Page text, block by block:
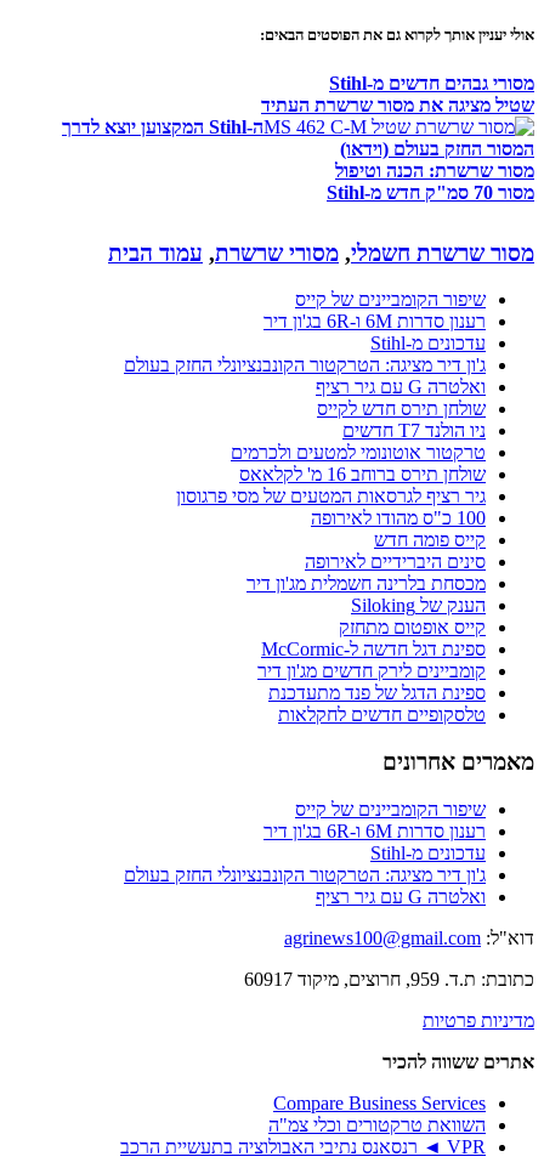
אולי יעניין אותך לקרוא גם את הפוסטים הבאים:
מסורי גבהים חדשים מ-Stihl
שטיל מציגה את מסור שרשרת העתיד
ה-Stihl המקצוען יוצא לדרך
המסור החזק בעולם (וידאו)
מסור שרשרת: הכנה וטיפול
מסור 70 סמ"ק חדש מ-Stihl
מסור שרשרת חשמלי, מסורי שרשרת, עמוד הבית
שיפור הקומביינים של קייס
רענון סדרות 6M ו-6R בג'ון דיר
עדכונים מ-Stihl
ג'ון דיר מציגה: הטרקטור הקונבנציונלי החזק בעולם
ואלטרה G עם גיר רציף
שולחן תירס חדש לקייס
ניו הולנד T7 חדשים
טרקטור אוטונומי למטעים ולכרמים
שולחן תירס ברוחב 16 מ' לקלאאס
גיר רציף לגרסאות המטעים של מסי פרגוסון
100 כ"ס מהודו לאירופה
קייס פומה חדש
סינים היברידיים לאירופה
מכסחת בלרינה חשמלית מג'ון דיר
הענק של Siloking
קייס אופטום מתחזק
ספינת דגל חדשה ל-McCormic
קומביינים לירק חדשים מג'ון דיר
ספינת הדגל של פנד מתעדכנת
טלסקופיים חדשים לחקלאות
מאמרים אחרונים
שיפור הקומביינים של קייס
רענון סדרות 6M ו-6R בג'ון דיר
עדכונים מ-Stihl
ג'ון דיר מציגה: הטרקטור הקונבנציונלי החזק בעולם
ואלטרה G עם גיר רציף
דוא"ל: agrinews100@gmail.com
כתובת: ת.ד. 959, חרוצים, מיקוד 60917
מדיניות פרטיות
אתרים ששווה להכיר
Compare Business Services
השוואת טרקטורים וכלי צמ"ה
VPR ◄ רנסאנס נתיבי האבולוציה בתעשיית הרכב